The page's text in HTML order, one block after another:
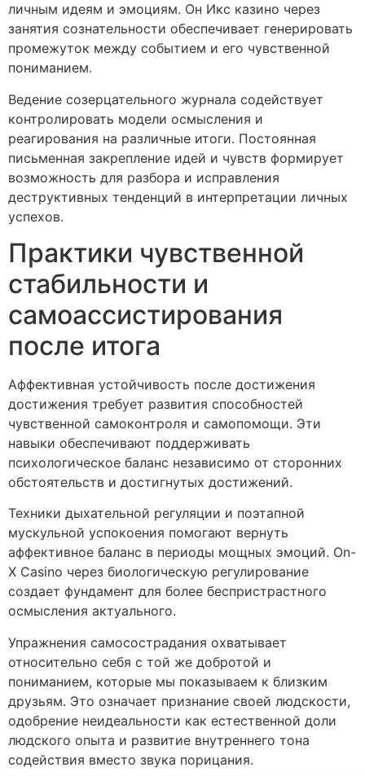
личным идеям и эмоциям. Он Икс казино через
занятия сознательности обеспечивает генерировать
промежуток между событием и его чувственной
пониманием.
Ведение созерцательного журнала содействует
контролировать модели осмысления и
реагирования на различные итоги. Постоянная
письменная закрепление идей и чувств формирует
возможность для разбора и исправления
деструктивных тенденций в интерпретации личных
успехов.
Практики чувственной
стабильности и
самоассистирования
после итога
Аффективная устойчивость после достижения
достижения требует развития способностей
чувственной самоконтроля и самопомощи. Эти
навыки обеспечивают поддерживать
психологическое баланс независимо от сторонних
обстоятельств и достигнутых достижений.
Техники дыхательной регуляции и поэтапной
мускульной успокоения помогают вернуть
аффективное баланс в периоды мощных эмоций. On-
X Casino через биологическую регулирование
создает фундамент для более беспристрастного
осмысления актуального.
Упражнения самосострадания охватывает
относительно себя с той же добротой и
пониманием, которые мы показываем к близким
друзьям. Это означает признание своей людскости,
одобрение неидеальности как естественной доли
людского опыта и развитие внутреннего тона
содействия вместо звука порицания.